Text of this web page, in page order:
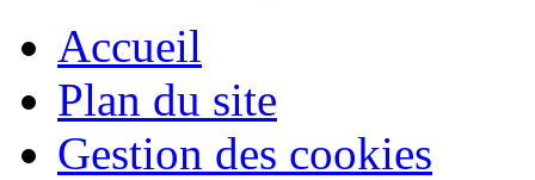
Accueil
Plan du site
Gestion des cookies